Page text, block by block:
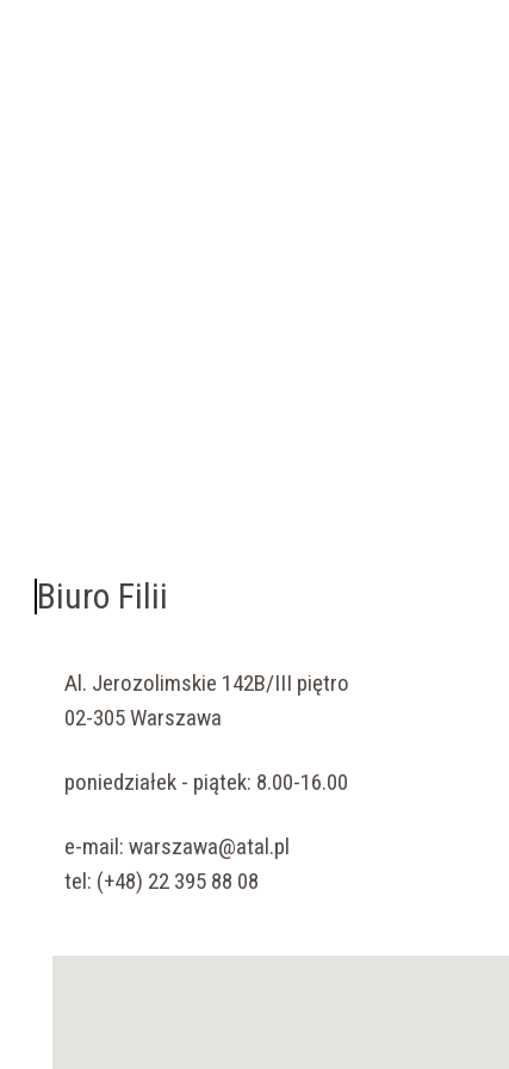
Biuro Filii
Al. Jerozolimskie 142B/III piętro
02-305 Warszawa
poniedziałek - piątek: 8.00-16.00
e-mail: warszawa@atal.pl
tel: (+48) 22 395 88 08